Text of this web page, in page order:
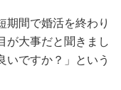
期間で婚活を終わり
が大事だと聞きまし
いですか？」という